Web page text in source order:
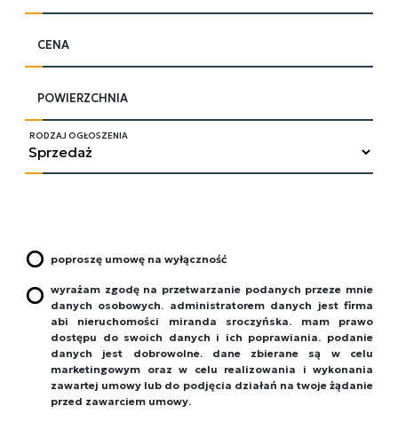
CENA
POWIERZCHNIA
RODZAJ OGŁOSZENIA
poproszę umowę na wyłączność
wyrażam zgodę na przetwarzanie podanych przeze mnie
danych osobowych. administratorem danych jest firma
abi nieruchomości miranda sroczyńska. mam prawo
dostępu do swoich danych i ich poprawiania. podanie
danych jest dobrowolne. dane zbierane są w celu
marketingowym oraz w celu realizowania i wykonania
zawartej umowy lub do podjęcia działań na twoje żądanie
przed zawarciem umowy.